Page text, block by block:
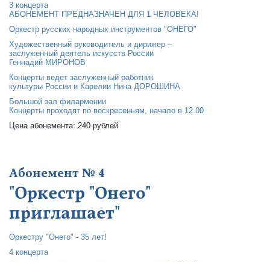
3 концерта
АБОНЕМЕНТ ПРЕДНАЗНАЧЕН ДЛЯ 1 ЧЕЛОВЕКА!
Оркестр русских народных инструментов "ОНЕГО"
Художественный руководитель и дирижер –
заслуженный деятель искусств России
Геннадий МИРОНОВ
Концерты ведет заслуженный работник
культуры России и Карелии Нина ДОРОШИНА
Большой зал филармонии
Концерты проходят по воскресеньям, начало в 12.00
Цена абонемента: 240 рублей
Абонемент № 4
"Оркестр "Онего"
приглашает"
Оркестру "Онего" - 35 лет!
4 концерта